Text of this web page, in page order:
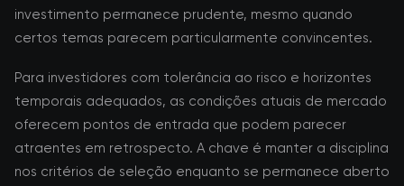
investimento permanece prudente, mesmo quando
certos temas parecem particularmente convincentes.
Para investidores com tolerância ao risco e horizontes
temporais adequados, as condições atuais de mercado
oferecem pontos de entrada que podem parecer
atraentes em retrospecto. A chave é manter a disciplina
nos critérios de seleção enquanto se permanece aberto